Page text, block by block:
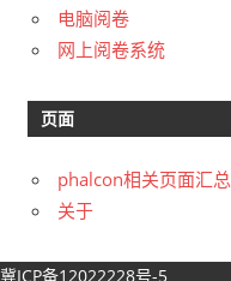
电脑阅卷
网上阅卷系统
页面
phalcon相关页面汇总
关于
冀ICP备12022228号-5